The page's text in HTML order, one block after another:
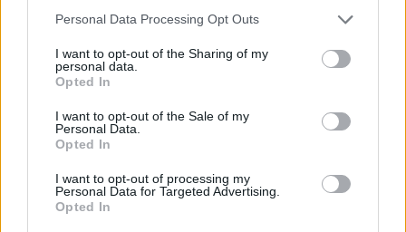
Personal Data Processing Opt Outs
I want to opt-out of the Sharing of my
personal data.
Opted In
I want to opt-out of the Sale of my
Personal Data.
Opted In
I want to opt-out of processing my
Personal Data for Targeted Advertising.
Opted In
6 Αυγούστου 2026 17:25
ΕΛΛΑΔΑ
Νέα ταυτότητα: Ποιους φορείς
6 Αυγούστου 2026 17:20
Αυτά είναι τα δέντρα που βοηθούν
στην προστασία των σπιτιών μας